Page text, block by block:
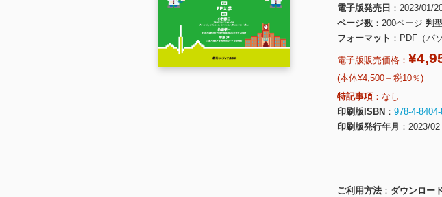
電子版発売日
2023/01/
ページ数
200ページ 判型
フォーマット
PDF（パ
電子版販売価格：
(本体¥4,500＋税10％)
特記事項
なし
印刷版ISBN
978-4-
印刷版発行年月
2023/02
ご利用方法
ダウンロー